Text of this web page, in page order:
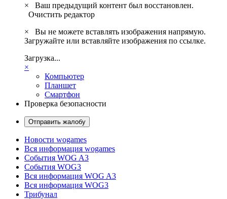
×
Ваш предыдущий контент был восстановлен.
Очистить редактор
×
Вы не можете вставлять изображения напрямую.
Загружайте или вставляйте изображения по ссылке.
Загрузка...
×
Компьютер
Планшет
Смартфон
Проверка безопасности
Отправить жалобу
Новости wogames
Вся информация wogames
События WOG A3
События WOG3
Вся информация WOG A3
Вся информация WOG3
Трибунал